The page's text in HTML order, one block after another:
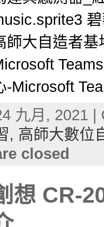
師大自造者
-Microsoft
九月, 2021
, 高師大數位
closed
想 CR-